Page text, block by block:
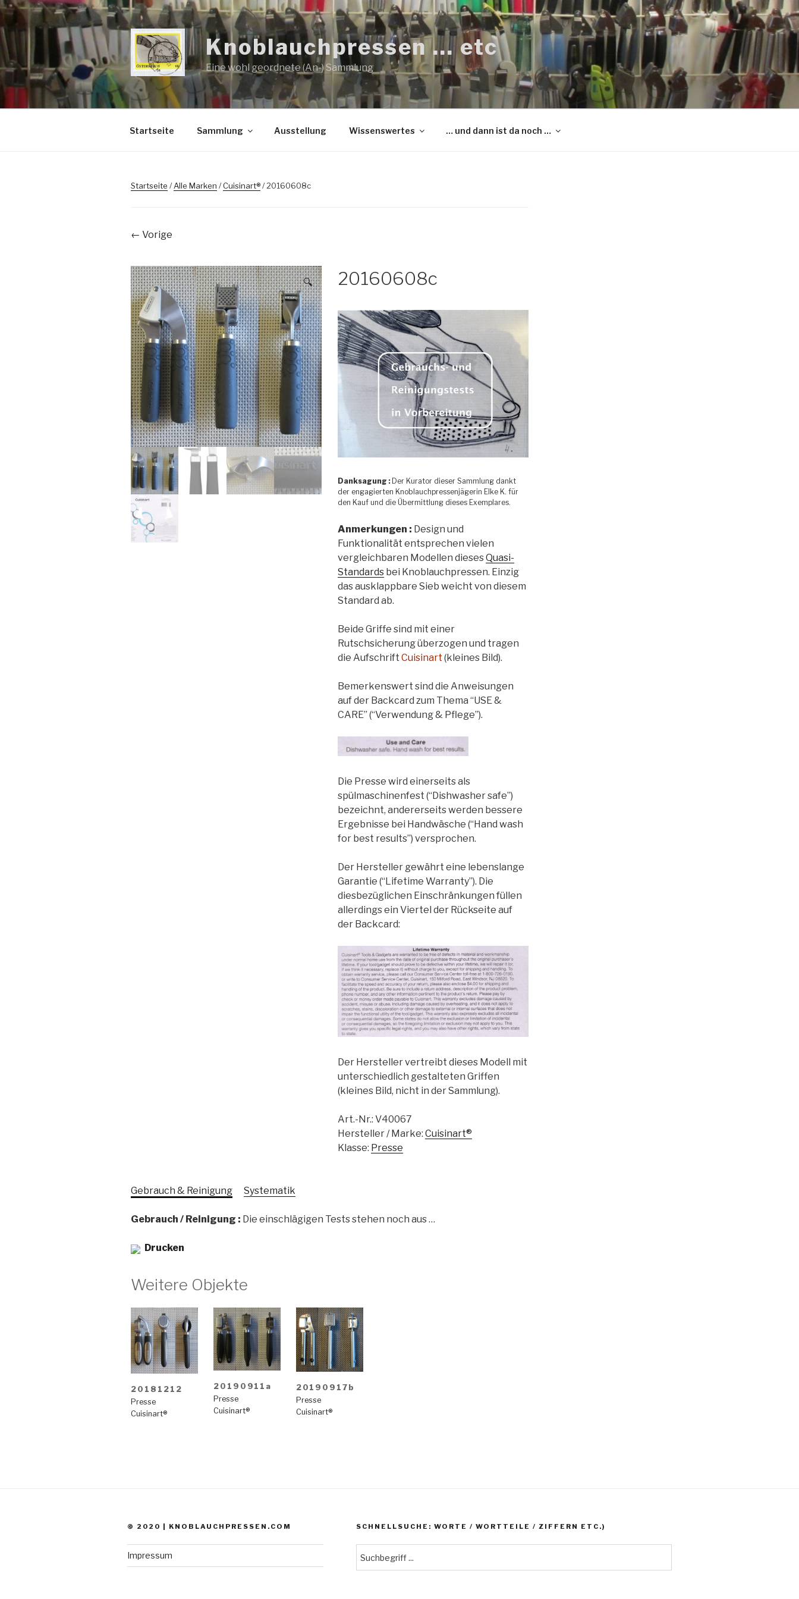
Zum
Inhalt
springen
Knoblauchpressen … etc
Eine wohl geordnete (An-) Sammlung
Startseite Sammlung Ausstellung Wissenswertes … und dann ist da noch …
Startseite /Alle Marken /Cuisinart®/ 20160608c
← Vorige
🔍 20160608c
Danksagung : Der Kurator dieser Sammlung dankt
der engagierten Knoblauchpressenjägerin Elke K. für
den Kauf und die Übermittlung dieses Exemplares.
Anmerkungen : Design und
Funktionalität entsprechen vielen
vergleichbaren Modellen diesesQuasi-
Standardsbei Knoblauchpressen. Einzig
das ausklappbare Sieb weicht von diesem
Standard ab.
Beide Griffe sind mit einer
Rutschsicherung überzogen und tragen
die Aufschrift Cuisinart (kleines Bild).
Bemerkenswert sind die Anweisungen
auf der Backcard zum Thema “USE &
CARE” (“Verwendung & Pflege”).
Die Presse wird einerseits als
spülmaschinenfest (“Dishwasher safe”)
bezeichnt, andererseits werden bessere
Ergebnisse bei Handwäsche (“Hand wash
for best results”) versprochen.
Der Hersteller gewährt eine lebenslange
Garantie (“Lifetime Warranty”). Die
diesbezüglichen Einschränkungen füllen
allerdings ein Viertel der Rückseite auf
der Backcard:
Der Hersteller vertreibt dieses Modell mit
unterschiedlich gestalteten Griffen
(kleines Bild, nicht in der Sammlung).
Art.-Nr.: V40067
Hersteller / Marke: Cuisinart®
Klasse: Presse
Gebrauch & Reinigung Systematik
Gebrauch / Reinigung : Die einschlägigen Tests stehen noch aus …
Drucken
Weitere Objekte
20181212
Presse
Cuisinart®
20190911a
Presse
Cuisinart®
20190917b
Presse
Cuisinart®
© 2020 | KNOBLAUCHPRESSEN.COM
Impressum
SCHNELLSUCHE: WORTE / WORTTEILE / ZIFFERN ETC.)